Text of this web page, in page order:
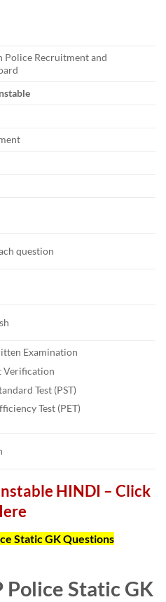
Police Recruitment and
question
Examination
Verification
Test (PST)
Test (PET)
HINDI – Click
Static GK Questions
Police Static GK